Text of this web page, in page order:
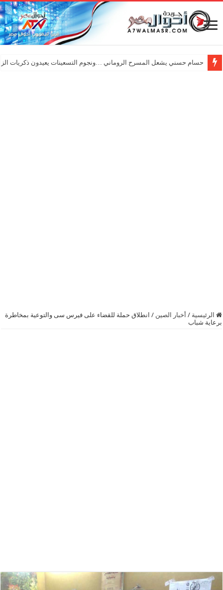
حسام حسني يشعل المسرح الروماني …ونجوم التسعينات يعيدون ذكريات
الرئيسية / أخبار الصين / انطلاق حملة للقضاء على فيرس سى والتوعية بمخاطرة
برعاية شباب